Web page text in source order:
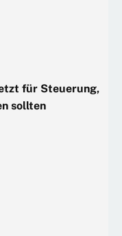
für Steuerung,
sollten